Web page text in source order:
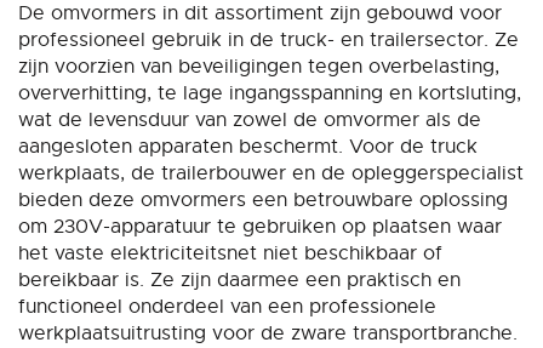
De omvormers in dit assortiment zijn gebouwd voor
professioneel gebruik in de truck- en trailersector. Ze
zijn voorzien van beveiligingen tegen overbelasting,
oververhitting, te lage ingangsspanning en kortsluting,
wat de levensduur van zowel de omvormer als de
aangesloten apparaten beschermt. Voor de truck
werkplaats, de trailerbouwer en de opleggerspecialist
bieden deze omvormers een betrouwbare oplossing
om 230V-apparatuur te gebruiken op plaatsen waar
het vaste elektriciteitsnet niet beschikbaar of
bereikbaar is. Ze zijn daarmee een praktisch en
functioneel onderdeel van een professionele
werkplaatsuitrusting voor de zware transportbranche.